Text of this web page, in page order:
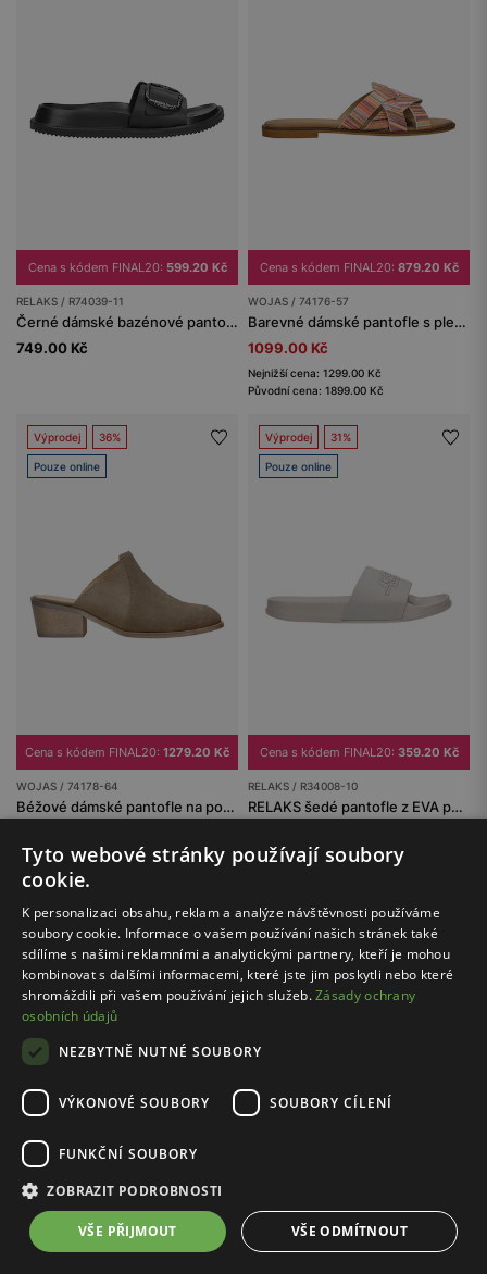
Cena s kódem FINAL20: 599.20 Kč
RELAKS / R74039-11
Černé dámské bazénové pantofle RELAKS
749.00 Kč
Cena s kódem FINAL20: 879.20 Kč
WOJAS / 74176-57
Barevné dámské pantofle s pletenými pásky
1099.00 Kč
Nejnižší cena: 1299.00 Kč
Původní cena: 1899.00 Kč
Výprodej 36%
Pouze online
Cena s kódem FINAL20: 1279.20 Kč
WOJAS / 74178-64
Béžové dámské pantofle na podpatku se zakrytou špičkou
Nejnižší cena: 2499.00 Kč
Původní cena: 2499.00 Kč
Výprodej 31%
Pouze online
Cena s kódem FINAL20: 359.20 Kč
RELAKS / R34008-10
RELAKS šedé pantofle z EVA pěny
Nejnižší cena: 649.00 Kč
Bezpečné nakupování
nad 500 Kč
30 dní
Tyto webové stránky používají soubory
cookie.
K personalizaci obsahu, reklam a analýze návštěvnosti používáme
soubory cookie. Informace o vašem používání našich stránek také
sdílíme s našimi reklamními a analytickými partnery, kteří je mohou
kombinovat s dalšími informacemi, které jste jim poskytli nebo které
shromáždili při vašem používání jejich služeb.Zásady ochrany
osobních údajů
NEZBYTNĚ NUTNÉ SOUBORY
VÝKONOVÉ SOUBORY SOUBORY CÍLENÍ
FUNKČNÍ SOUBORY
ZOBRAZIT PODROBNOSTI
VŠE PŘIJMOUT VŠE ODMÍTNOUT